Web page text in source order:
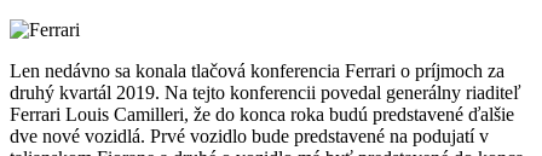
Len nedávno sa konala tlačová konferencia Ferrari o príjmoch za
druhý kvartál 2019. Na tejto konferencii povedal generálny riaditeľ
Ferrari Louis Camilleri, že do konca roka budú predstavené ďalšie
dve nové vozidlá. Prvé vozidlo bude predstavené na podujatí v